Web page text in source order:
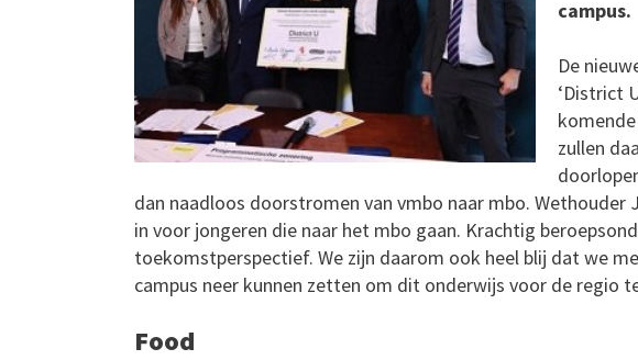
campus.
De
‘District
zullen
dan naadloos doorstromen van vmbo naar mbo. Wethouder
in voor jongeren die naar het mbo gaan. Krachtig
toekomstperspectief. We zijn daarom ook heel blij dat we
campus neer kunnen zetten om dit onderwijs voor de regio
Food